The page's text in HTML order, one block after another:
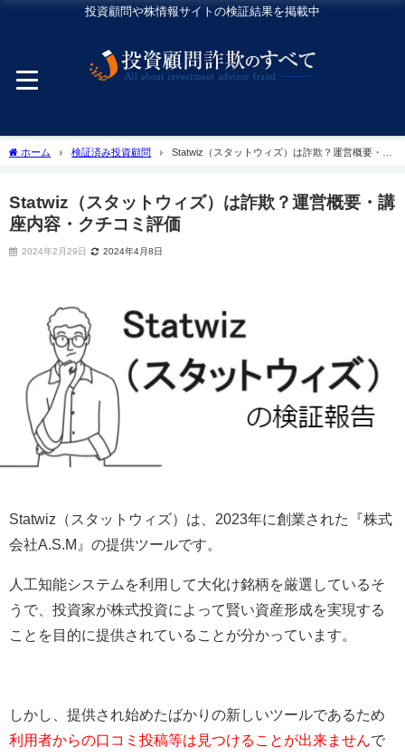
投資顧問や株情報サイトの検証結果を掲載中
ホーム 検証済み投資顧問
Statwiz（スタットウィズ）は詐欺？運営概要・講
Statwiz（スタットウィズ）は詐欺？運営概要・講
座内容・クチコミ評価
2024年2月29日 2024年4月8日
Statwiz（スタットウィズ）は、2023年に創業された『株式
会社A.S.M』の提供ツールです。
人工知能システムを利用して大化け銘柄を厳選しているそ
うで、投資家が株式投資によって賢い資産形成を実現する
ことを目的に提供されていることが分かっています。
しかし、提供され始めたばかりの新しいツールであるため
利用者からの口コミ投稿等は見つけることが出来ません で